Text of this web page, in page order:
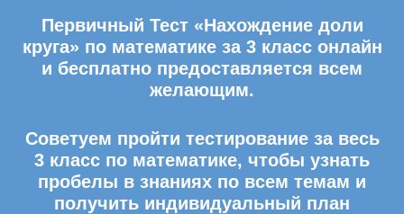
Первичный Тест «Нахождение доли
круга» по математике за 3 класс онлайн
и бесплатно предоставляется всем
желающим.
Советуем пройти тестирование за весь
3 класс по математике, чтобы узнать
пробелы в знаниях по всем темам и
получить индивидуальный план